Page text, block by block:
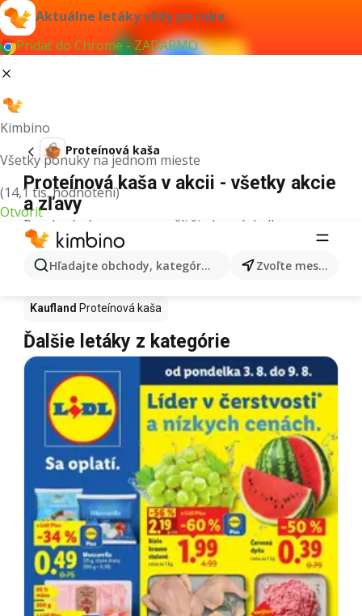
Aktuálne letáky vždy po ruke
Pridať do Chrome - ZADARMO
Kimbino
Všetky ponuky na jednom mieste
(14,1 tis. hodnotení)
Otvoriť
Hľadajte obchody, kategórie, produkty... Zvoľte mesto
Proteínová kaša
Proteínová kaša v akcii - všetky akcie
a zľavy
Pre daný výraz sme nenašli žiadne výsledky.
Proteínová kaša v akcii - Kde kúpiť?
Tesco Proteínová kaša LidlProteínová kaša
Kaufland Proteínová kaša
Ďalšie letáky z kategórie